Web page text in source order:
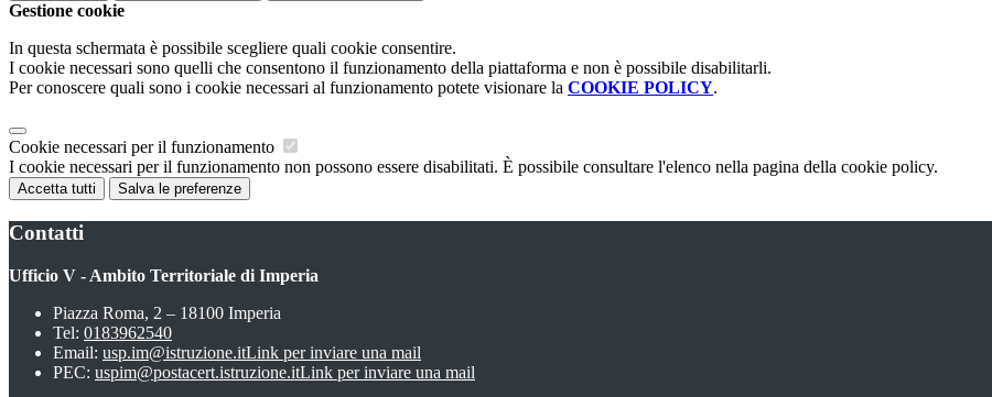
Gestione cookie
In questa schermata è possibile scegliere quali cookie consentire.
I cookie necessari sono quelli che consentono il funzionamento della piattaforma e non è possibile disabilitarli.
Per conoscere quali sono i cookie necessari al funzionamento potete visionare la COOKIE POLICY.
Cookie necessari per il funzionamento
I cookie necessari per il funzionamento non possono essere disabilitati. È possibile consultare l'elenco nella pagina della cookie policy.
Accetta tutti Salva le preferenze
Contatti
Ufficio V - Ambito Territoriale di Imperia
Piazza Roma, 2 – 18100 Imperia
Tel: 0183962540
Email: usp.im@istruzione.itLink per inviare una mail
PEC: uspim@postacert.istruzione.itLink per inviare una mail